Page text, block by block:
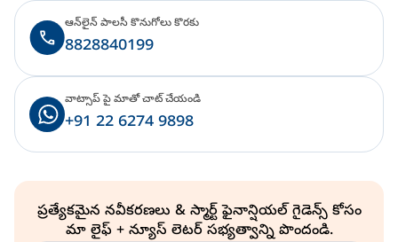
8828840199
ఆన్‌లైన్ పాలసీ కొనుగోలు కొరకు
+91 22 6274 9898
వాట్సాప్ పై మాతో చాట్ చేయండి
ప్రత్యేకమైన నవీకరణలు & స్మార్ట్ ఫైనాన్షియల్ గైడెన్స్ కోసం
మా లైఫ్ + న్యూస్ లెటర్ సభ్యత్వాన్ని పొందండి.